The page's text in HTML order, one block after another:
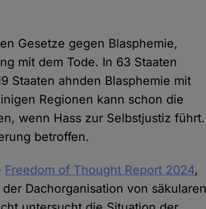
Gesetze gegen Blasphemie,
mit dem Tode. In 63 Staaten
Staaten ahnden Blasphemie mit
Regionen kann schon die
wenn Hass zur Selbstjustiz führt.
betroffen.
Freedom of Thought Report 2024,
der Dachorganisation von säkularen